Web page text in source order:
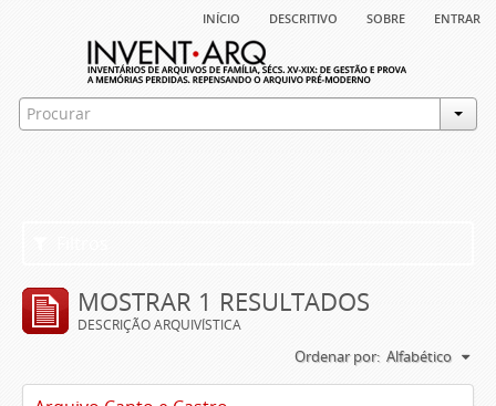
início descritivo sobre entrar
MOSTRAR 1 RESULTADOS
DESCRIÇÃO ARQUIVÍSTICA
Ordenar por: Alfabético